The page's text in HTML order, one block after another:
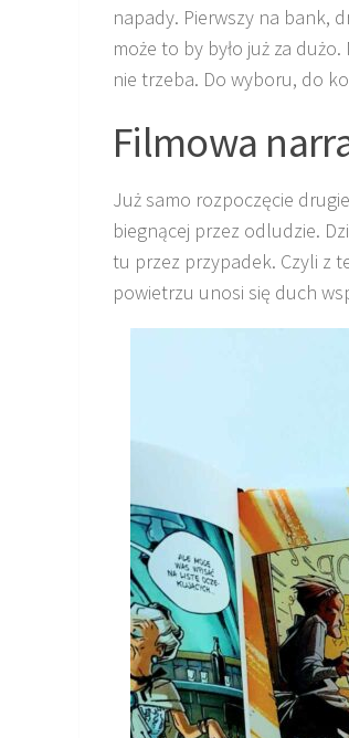
napady. Pierwszy na bank,
może to by było już za
nie trzeba. Do wyboru, do
Filmowa
Już samo rozpoczęcie
biegnącej przez odludzie.
tu przez przypadek. Czyli z
powietrzu unosi się duch